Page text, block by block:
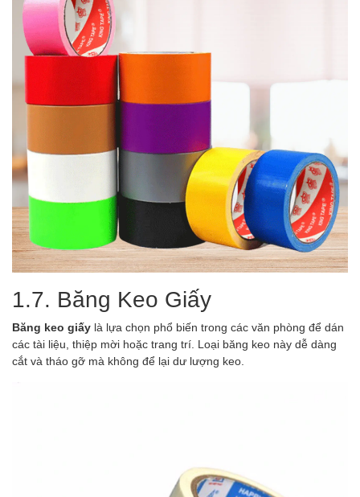
1.7. Băng Keo Giấy
Băng keo giấy là lựa chọn phổ biến trong các văn phòng để dán
các tài liệu, thiệp mời hoặc trang trí. Loại băng keo này dễ dàng
cắt và tháo gỡ mà không để lại dư lượng keo.